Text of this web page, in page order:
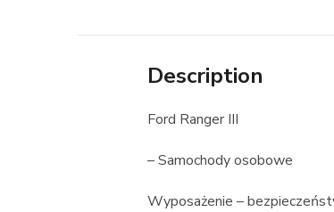
Description
Ford Ranger III
– Samochody osobowe
Wyposażenie –